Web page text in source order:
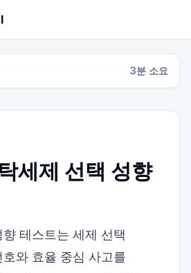
3분 소요
세제 선택 성향
테스트는 세제 선택
와 효율 중심 사고를